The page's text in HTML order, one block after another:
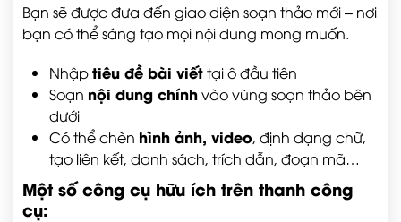
Bạn sẽ được đưa đến giao diện soạn thảo mới – nơi
bạn có thể sáng tạo mọi nội dung mong muốn.
Nhậptiêu đề bài viếttại ô đầu tiên
Soạn nội dung chínhvào vùng soạn thảo bên
dưới
Có thể chèn hình ảnh, video, định dạng chữ,
tạo liên kết, danh sách, trích dẫn, đoạn mã…
Một số công cụ hữu ích trên thanh công
cụ: